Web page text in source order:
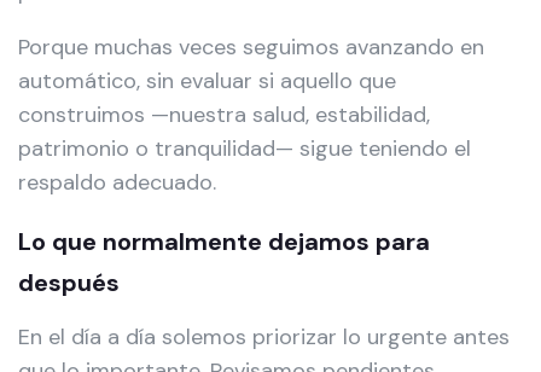
Porque muchas veces seguimos avanzando en
automático, sin evaluar si aquello que
construimos —nuestra salud, estabilidad,
patrimonio o tranquilidad— sigue teniendo el
respaldo adecuado.
Lo que normalmente dejamos para
después
En el día a día solemos priorizar lo urgente antes